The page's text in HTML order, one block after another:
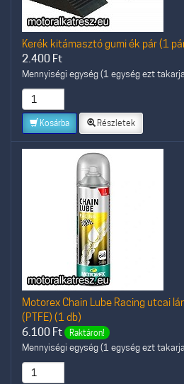
Kerék kitámasztó gumi ék pár (1
2.400 Ft
Mennyiségi egység (1 egység ezt
Kosárba Részletek
Motorex Chain Lube Racing utcai
(PTFE) (1 db)
6.100 Ft Raktáron!
Mennyiségi egység (1 egység ezt